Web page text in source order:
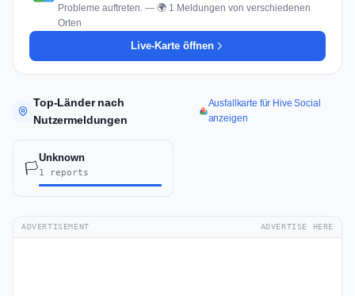
Probleme auftreten. — 🌍 1 Meldungen von verschiedenen
Orten
Live-Karte öffnen
Top-Länder nach
Nutzermeldungen
Ausfallkarte für Hive Social
anzeigen
🏳️
Unknown
1 reports
ADVERTISEMENT ADVERTISE HERE